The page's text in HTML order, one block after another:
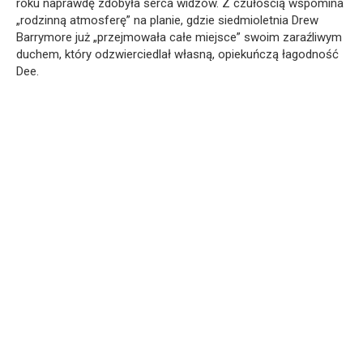
roku naprawdę zdobyła serca widzów. Z czułością wspomina
„rodzinną atmosferę” na planie, gdzie siedmioletnia Drew
Barrymore już „przejmowała całe miejsce” swoim zaraźliwym
duchem, który odzwierciedlał własną, opiekuńczą łagodność
Dee.